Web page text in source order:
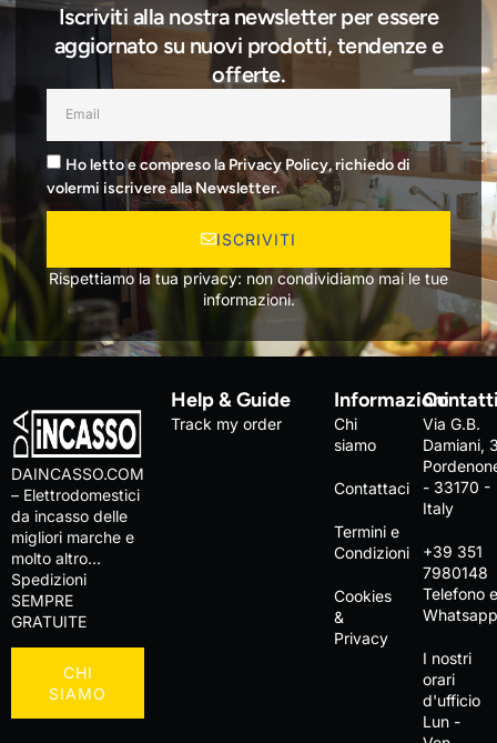
Iscriviti alla nostra newsletter per essere
aggiornato su nuovi prodotti, tendenze e
offerte.
Ho letto e compreso la Privacy Policy, richiedo di
volermi iscrivere alla Newsletter.
ISCRIVITI
Rispettiamo la tua privacy: non condividiamo mai le tue
informazioni.
DAINCASSO.COM
– Elettrodomestici
da incasso delle
migliori marche e
molto altro…
Spedizioni
SEMPRE
GRATUITE
CHI
SIAMO
Help & Guide
Track my order
Informazioni
Chi
siamo
Contattaci
Termini e
Condizioni
Cookies
&
Privacy
Via G.B.
Damiani,
- 33170 -
Italy
+39 351
7980148
Telefono
I nostri
orari
d'ufficio
Lun -